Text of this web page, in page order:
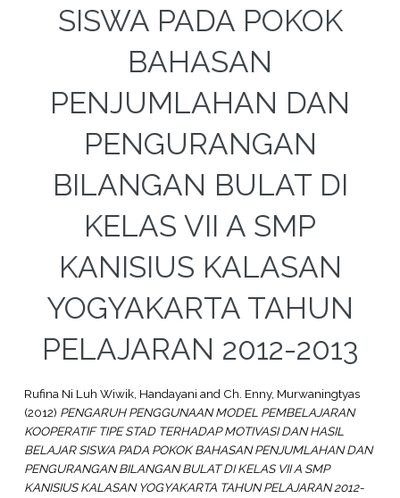
SISWA PADA POKOK
BAHASAN
PENJUMLAHAN DAN
PENGURANGAN
BILANGAN BULAT DI
KELAS VII A SMP
KANISIUS KALASAN
YOGYAKARTA TAHUN
PELAJARAN 2012-2013
Rufina Ni Luh Wiwik, Handayani and Ch. Enny, Murwaningtyas
(2012) PENGARUH PENGGUNAAN MODEL PEMBELAJARAN
KOOPERATIF TIPE STAD TERHADAP MOTIVASI DAN HASIL
BELAJAR SISWA PADA POKOK BAHASAN PENJUMLAHAN DAN
PENGURANGAN BILANGAN BULAT DI KELAS VII A SMP
KANISIUS KALASAN YOGYAKARTA TAHUN PELAJARAN 2012-